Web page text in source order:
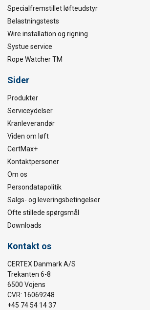
Specialfremstillet løfteudstyr
Belastningstests
Wire installation og rigning
Systue service
Rope Watcher TM
Sider
Produkter
Serviceydelser
Kranleverandør
Viden om løft
CertMax+
Kontaktpersoner
Om os
Persondatapolitik
Salgs- og leveringsbetingelser
Ofte stillede spørgsmål
Downloads
Kontakt os
CERTEX Danmark A/S
Trekanten 6-8
6500 Vojens
CVR: 16069248
+45 74 54 14 37